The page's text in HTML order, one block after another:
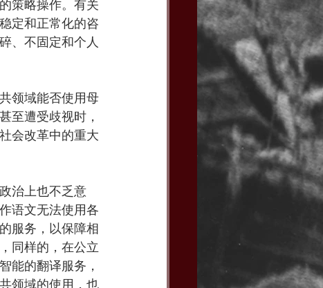
策略操作。有关
定和正常化的咨
、不固定和个人
领域能否使用母
至遭受歧视时，
会改革中的重大
治上也不乏意
语文无法使用各
服务，以保障相
同样的，在公立
能的翻译服务，
领域的使用，也